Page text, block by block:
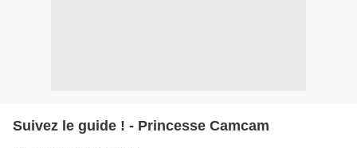
Suivez le guide ! - Princesse Camcam